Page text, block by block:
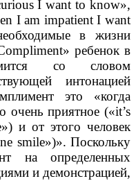
I want to know»,
I am impatient I want
в жизни
ребенок в
со словом
интонацией
это «когда
очень приятное («it’s
и от этого человек
smile»)». Поскольку
на определенных
и демонстрацией,